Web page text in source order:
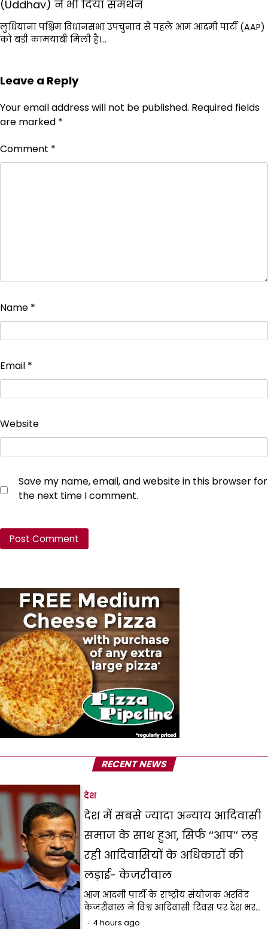
(Uddhav) ने भी दिया समर्थन
लुधियाना पश्चिम विधानसभा उपचुनाव से पहले आम आदमी पार्टी (AAP)
को बड़ी कामयाबी मिली है।…
Leave a Reply
Your email address will not be published. Required fields
are marked *
Comment *
Name *
Email *
Website
Save my name, email, and website in this browser for
the next time I comment.
RECENT NEWS
देश
देश में सबसे ज्यादा अन्याय आदिवासी
समाज के साथ हुआ, सिर्फ ‘‘आप’’ लड़
रही आदिवासियों के अधिकारों की
लड़ाई- केजरीवाल
आम आदमी पार्टी के राष्ट्रीय संयोजक अरविंद
केजरीवाल ने विश्व आदिवासी दिवस पर देश भर…
4 hours ago